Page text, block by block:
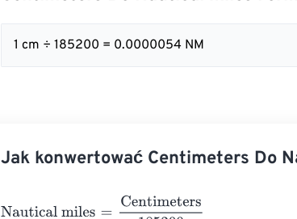
1 cm ÷ 185200 = 0.0000054 NM
Jak konwertować Centimeters Do
Nautical miles Centimeters185200